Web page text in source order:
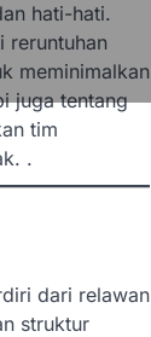
hati-hati.
reruntuhan
meminimalkan
juga tentang
tim
.
dari relawan
struktur